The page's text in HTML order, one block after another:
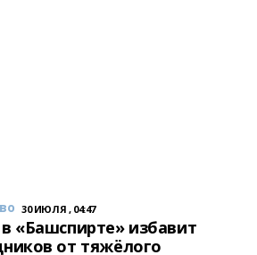
30 ИЮЛЯ , 04:47
«Башспирте» избавит
от тяжёлого